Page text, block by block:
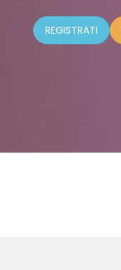
REGISTRATI